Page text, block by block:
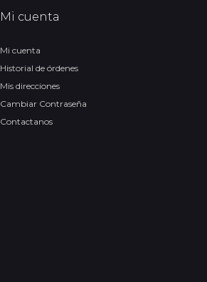
Mi cuenta
Mi cuenta
Historial de órdenes
Mis direcciones
Cambiar Contraseña
Contactanos